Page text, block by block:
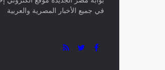
في جميع الأخبار المصرية والعربية